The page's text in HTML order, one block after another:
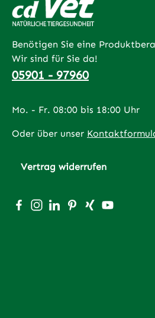
Benötigen Sie eine
Wir sind für Sie da!
05901 - 97960
Mo. - Fr. 08:00 bis 18:00 Uhr
Oder über unser
Vertrag widerrufen
Besuche uns auf Facebook –
Schau auf Instagram
Vernetze dich mit uns
Lass dich auf
Vernetze dich
Sieh dir